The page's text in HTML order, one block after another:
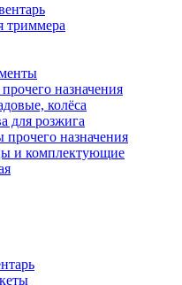
триммера
назначения
колёса
для розжига
прочего назначения
и комплектующие